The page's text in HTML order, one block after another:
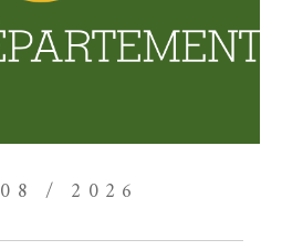
/ 2026